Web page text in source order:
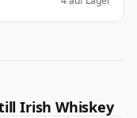
Irish Whiskey